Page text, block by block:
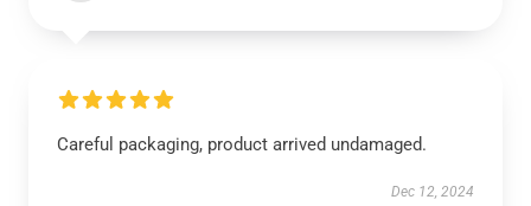
Careful packaging, product arrived undamaged.
Dec 12, 2024